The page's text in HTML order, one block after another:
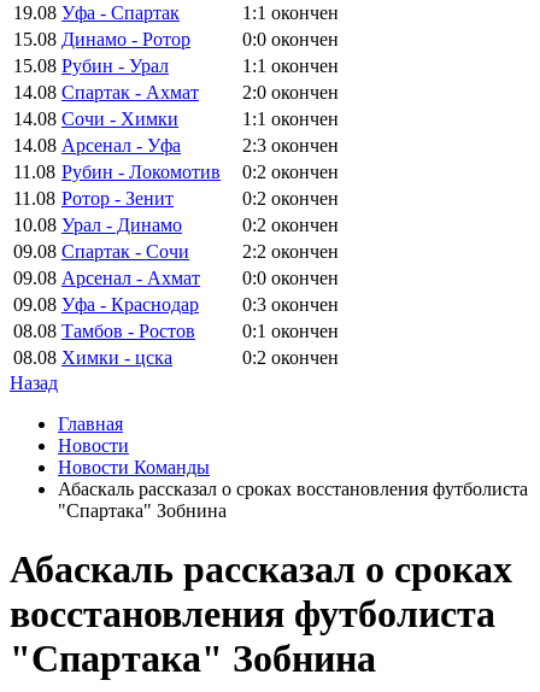
19.08 Уфа - Спартак 1:1 окончен
15.08 Динамо - Ротор 0:0 окончен
15.08 Рубин - Урал 1:1 окончен
14.08 Спартак - Ахмат 2:0 окончен
14.08 Сочи - Химки 1:1 окончен
14.08 Арсенал - Уфа 2:3 окончен
11.08 Рубин - Локомотив 0:2 окончен
11.08 Ротор - Зенит 0:2 окончен
10.08 Урал - Динамо 0:2 окончен
09.08 Спартак - Сочи 2:2 окончен
09.08 Арсенал - Ахмат 0:0 окончен
09.08 Уфа - Краснодар 0:3 окончен
08.08 Тамбов - Ростов 0:1 окончен
08.08 Химки - цска 0:2 окончен
Назад
Главная
Новости
Новости Команды
Абаскаль рассказал о сроках восстановления футболиста
"Спартака" Зобнина
Абаскаль рассказал о сроках
восстановления футболиста
"Спартака" Зобнина